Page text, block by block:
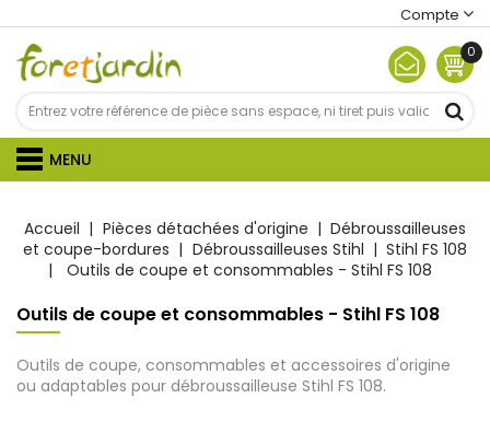
Compte
0
MENU
Accueil Pièces détachées d'origine
Débroussailleuses
et coupe-bordures
Débroussailleuses Stihl
Stihl FS 108
Outils de coupe et consommables - Stihl FS 108
Outils de coupe et consommables - Stihl FS 108
Outils de coupe, consommables et accessoires d'origine
ou adaptables pour débroussailleuse Stihl FS 108.